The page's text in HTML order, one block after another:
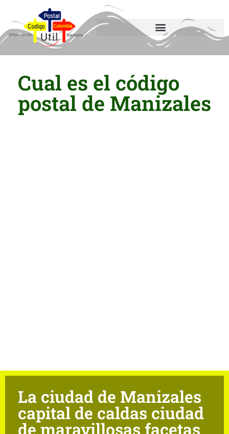
Cual es el código
postal de Manizales
La ciudad de Manizales
capital de caldas ciudad
de maravillosas facetas